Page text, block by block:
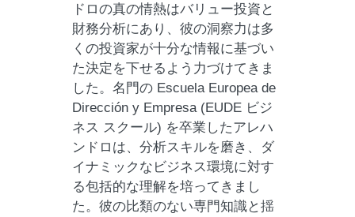
ドロの真の情熱はバリュー投資と
財務分析にあり、彼の洞察力は多
くの投資家が十分な情報に基づい
た決定を下せるよう力づけてきま
した。名門の Escuela Europea de
Dirección y Empresa (EUDE ビジ
ネス スクール) を卒業したアレハ
ンドロは、分析スキルを磨き、ダ
イナミックなビジネス環境に対す
る包括的な理解を培ってきまし
た。彼の比類のない専門知識と揺